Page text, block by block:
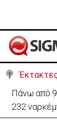
Θέλει να
Προύντζος